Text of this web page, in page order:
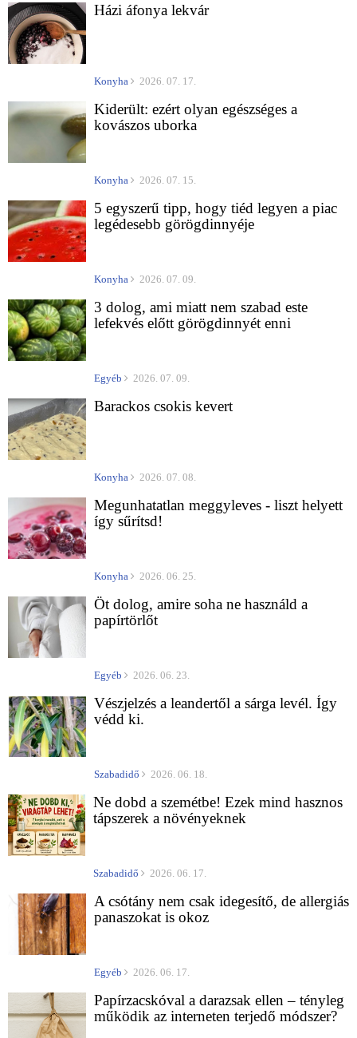
Házi áfonya lekvár
Konyha 2026. 07. 17.
Kiderült: ezért olyan egészséges a
kovászos uborka
Konyha 2026. 07. 15.
5 egyszerű tipp, hogy tiéd legyen a piac
legédesebb görögdinnyéje
Konyha 2026. 07. 09.
3 dolog, ami miatt nem szabad este
lefekvés előtt görögdinnyét enni
Egyéb 2026. 07. 09.
Barackos csokis kevert
Konyha 2026. 07. 08.
Megunhatatlan meggyleves - liszt helyett
így sűrítsd!
Konyha 2026. 06. 25.
Öt dolog, amire soha ne használd a
papírtörlőt
Egyéb 2026. 06. 23.
Vészjelzés a leandertől a sárga levél. Így
védd ki.
Szabadidő 2026. 06. 18.
Ne dobd a szemétbe! Ezek mind hasznos
tápszerek a növényeknek
Szabadidő 2026. 06. 17.
A csótány nem csak idegesítő, de allergiás
panaszokat is okoz
Egyéb 2026. 06. 17.
Papírzacskóval a darazsak ellen – tényleg
működik az interneten terjedő módszer?